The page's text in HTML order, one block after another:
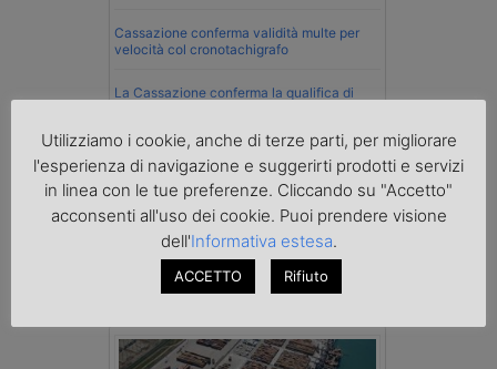
Cassazione conferma validità multe per
velocità col cronotachigrafo
La Cassazione conferma la qualifica di
Esenzione Iva nei trasporti internazionali
su tutta la filiera
Nuovi chiarimenti sull’uso del
cronotachigrafo smart di seconda
generazione
Utilizziamo i cookie, anche di terze parti, per migliorare
l'esperienza di navigazione e suggerirti prodotti e servizi
in linea con le tue preferenze. Cliccando su "Accetto"
acconsenti all'uso dei cookie. Puoi prendere visione
dell'Informativa estesa.
ACCETTO Rifiuto